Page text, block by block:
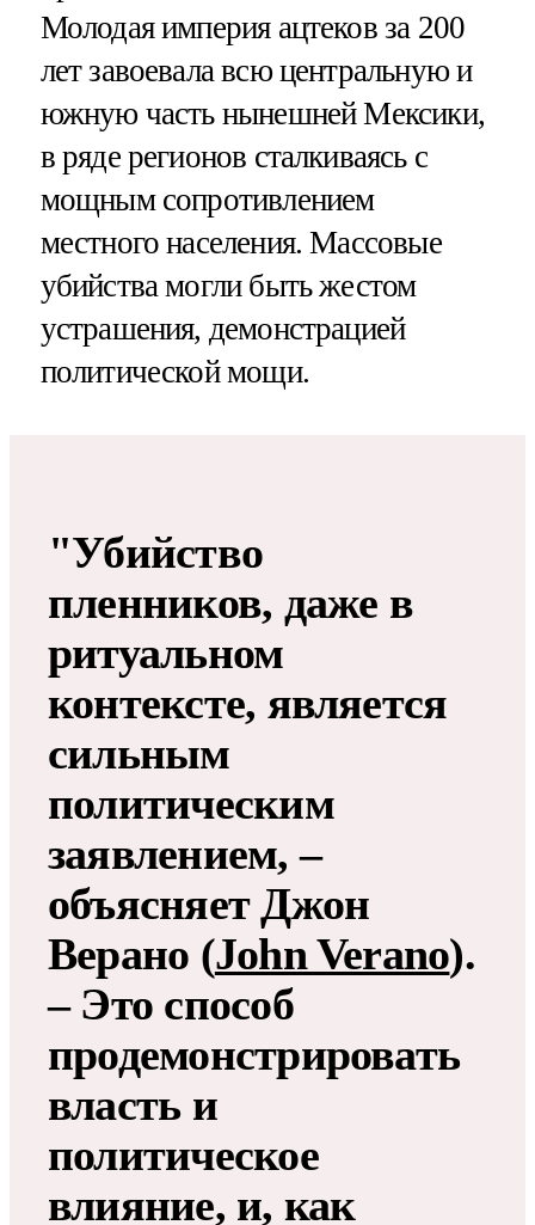
Молодая империя ацтеков за 200
лет завоевала всю центральную и
южную часть нынешней Мексики,
в ряде регионов сталкиваясь с
мощным сопротивлением
местного населения. Массовые
убийства могли быть жестом
устрашения, демонстрацией
политической мощи.
"Убийство
пленников, даже в
ритуальном
контексте, является
сильным
политическим
заявлением, –
объясняет Джон
Верано (John Verano).
– Это способ
продемонстрировать
власть и
политическое
влияние, и, как